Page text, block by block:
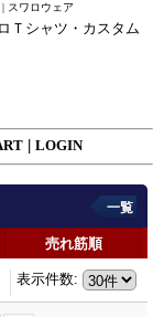
スワロウェア
Ｔシャツ・カスタム
LOGIN
一覧
売れ筋順
表示件数: